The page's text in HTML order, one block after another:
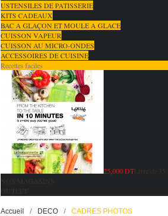
USTENSILES DE PATISSERIE
KITS CADEAUX
BAC A GLAÇON ET MOULE A GLACE
CUISSON VAPEUR
CUISSON AU MICRO-ONDES
ACCESSOIRES DE CUISINE
Recettes faciles
25,000 DT
Accueil / DECO / CADRES PHOTOS